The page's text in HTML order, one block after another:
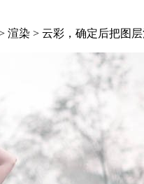
渲染 > 云彩，确定后把图